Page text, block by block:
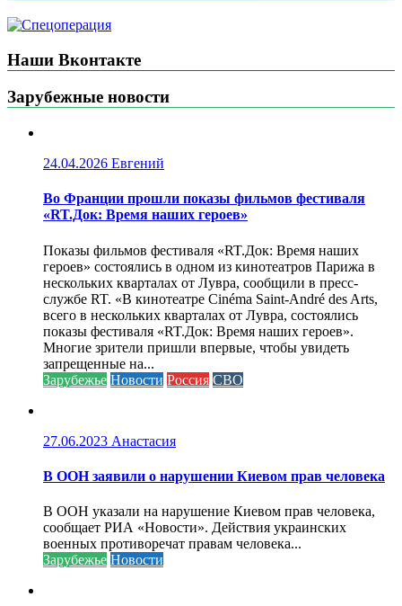
Наши Вконтакте
Зарубежные новости
24.04.2026 Евгений
Во Франции прошли показы фильмов фестиваля
«RT.Док: Время наших героев»
Показы фильмов фестиваля «RT.Док: Время наших
героев» состоялись в одном из кинотеатров Парижа в
нескольких кварталах от Лувра, сообщили в пресс-
службе RT. «В кинотеатре Cinéma Saint-André des Arts,
всего в нескольких кварталах от Лувра, состоялись
показы фестиваля «RT.Док: Время наших героев».
Многие зрители пришли впервые, чтобы увидеть
запрещенные на...
Зарубежье Новости Россия СВО
27.06.2023 Анастасия
В ООН заявили о нарушении Киевом прав человека
В ООН указали на нарушение Киевом прав человека,
сообщает РИА «Новости». Действия украинских
военных противоречат правам человека...
Зарубежье Новости